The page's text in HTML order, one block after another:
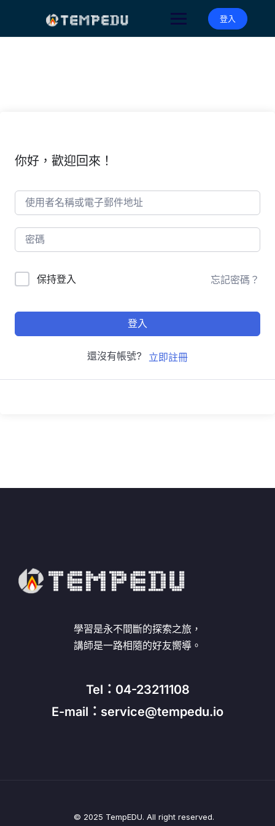
登入
你好，歡迎回來！
保持登入 忘記密碼？
登入
還沒有帳號? 立即註冊
學習是永不間斷的探索之旅，
講師是一路相隨的好友嚮導。
Tel：04-23211108
E-mail：service@tempedu.io
© 2025 TempEDU. All right reserved.